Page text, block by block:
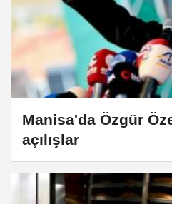
Manisa'da Özgür
açılışlar